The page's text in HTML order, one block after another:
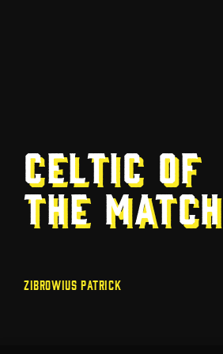
Celtic of
the Match
Zibrowius Patrick